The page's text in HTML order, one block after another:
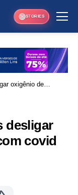
STORIES
oxigênio de
desligar
covid